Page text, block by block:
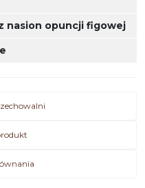
nasion opuncji figowej